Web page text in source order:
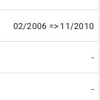
02/2006 => 11/2010
-
-